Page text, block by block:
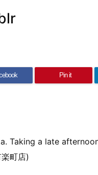
Pin it
Taking a late
町店)